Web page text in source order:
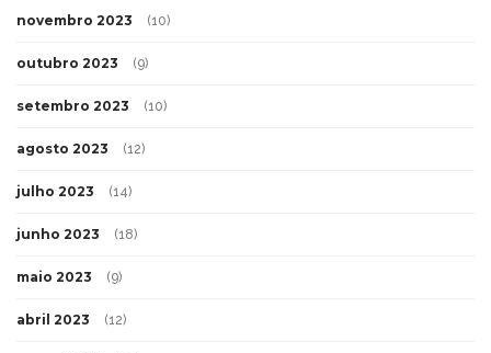
novembro 2023 (10)
outubro 2023 (9)
setembro 2023 (10)
agosto 2023 (12)
julho 2023 (14)
junho 2023 (18)
maio 2023 (9)
abril 2023 (12)